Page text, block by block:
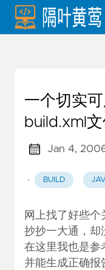
一个切实
build.xml
Jan 4,
· BUILD
网上找了好些
抄抄一大通，却
在这里我也是参
并能生成正确报